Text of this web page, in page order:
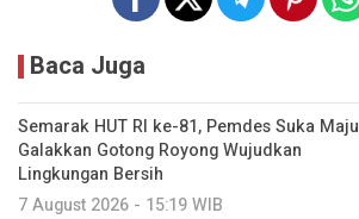
Baca Juga
Semarak HUT RI ke-81, Pemdes Suka Maju
Galakkan Gotong Royong Wujudkan
Lingkungan Bersih
7 August 2026 - 15:19 WIB